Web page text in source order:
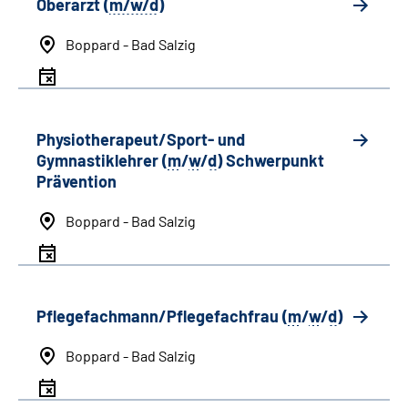
Oberarzt (m/w/d)
Boppard - Bad Salzig
Physiotherapeut/Sport- und
Gymnastiklehrer (m/w/d) Schwerpunkt
Prävention
Boppard - Bad Salzig
Pflegefachmann/Pflegefachfrau (m/w/d)
Boppard - Bad Salzig